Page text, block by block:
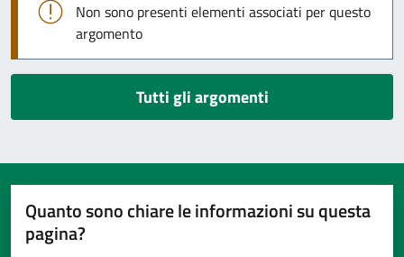
Non sono presenti elementi associati per questo
argomento
Tutti gli argomenti
Quanto sono chiare le informazioni su questa
pagina?